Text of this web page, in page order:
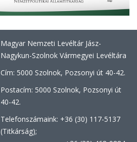
Magyar Nemzeti Levéltár Jász-
Nagykun-Szolnok Vármegyei Levéltára
Cím: 5000 Szolnok, Pozsonyi út 40-42.
Postacím: 5000 Szolnok, Pozsonyi út
40-42.
Telefonszámaink: +36 (30) 117-5137
(Titkárság);